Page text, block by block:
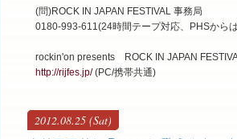
(問)ROCK IN JAPAN FESTIVAL 事務局
0180-993-611(24時間テープ対応、PHSから
rockin'on presents ROCK IN JAPAN
http://rijfes.jp/(PC/携帯共通)
2012.08.25 (Sat)